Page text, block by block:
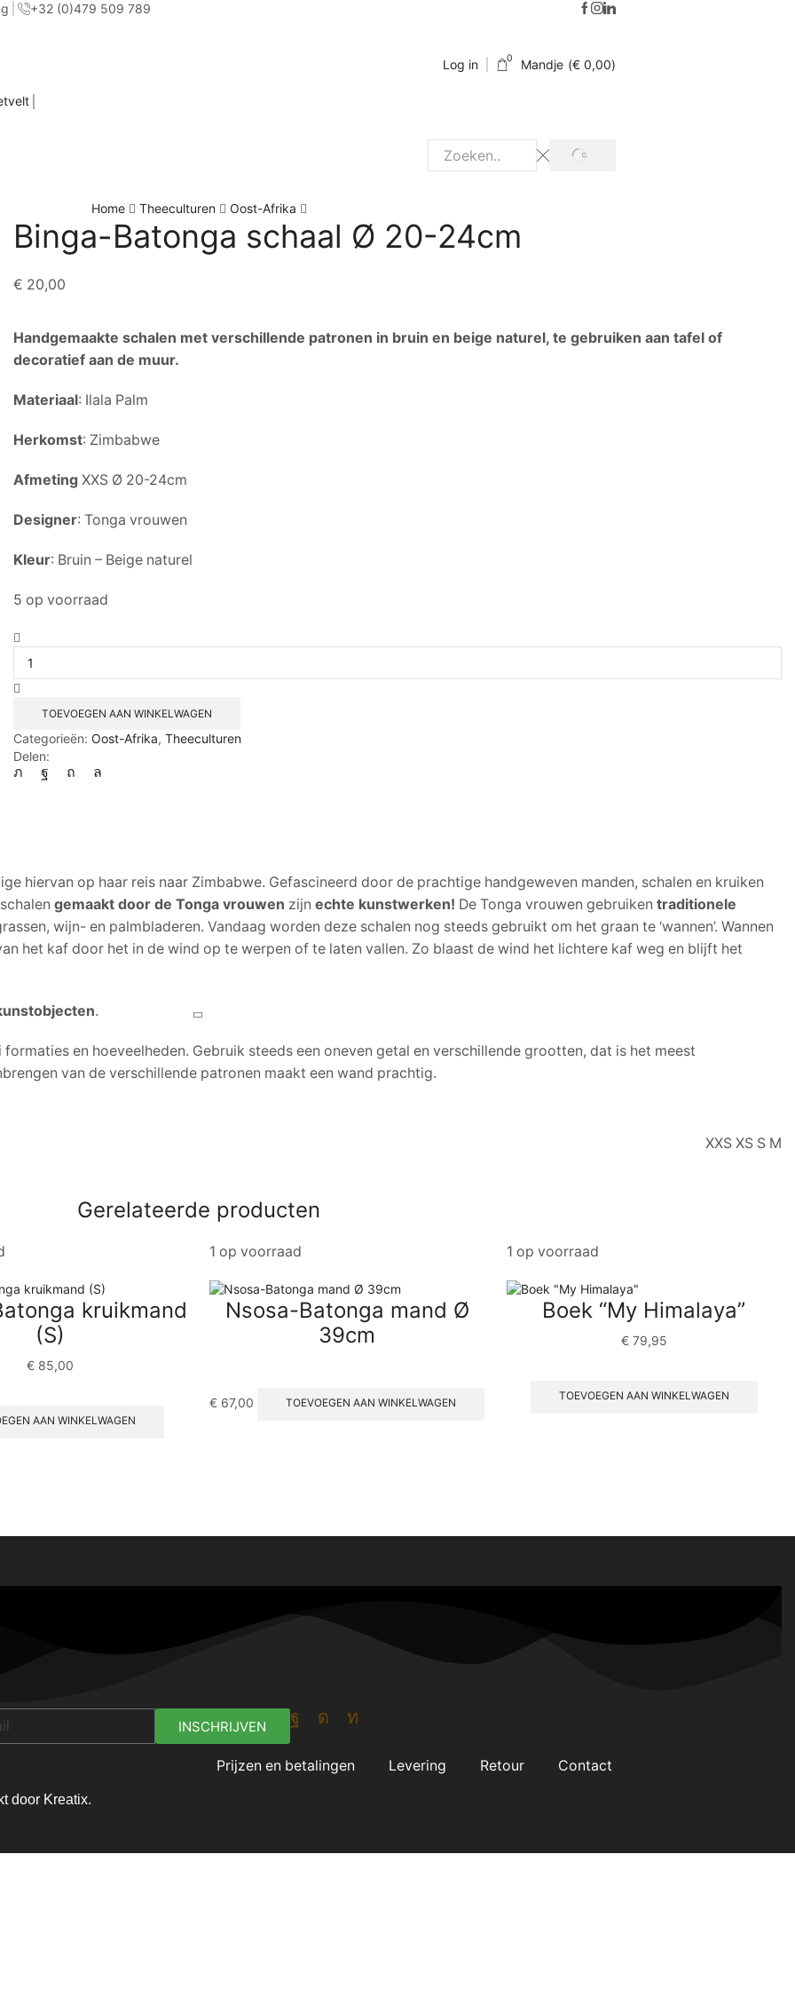
+32 (0)479 509 789
Log in 0 Mandje (€0,00)
Home
Theeculturen Oost-Afrika
Binga-Batonga schaal Ø 20-24cm
€ 20,00
Handgemaakte schalen met verschillende patronen in bruin en beige naturel, te gebruiken aan tafel of
decoratief aan de muur.
Materiaal: Ilala Palm
Herkomst: Zimbabwe
Afmeting XXS Ø 20-24cm
Designer: Tonga vrouwen
Kleur: Bruin – Beige naturel
5 op voorraad
TOEVOEGEN AAN WINKELWAGEN
Categorieën: Oost-Afrika, Theeculturen
Delen:
hiervan op haar reis naar Zimbabwe. Gefascineerd door de prachtige handgeweven manden, schalen en kruiken
gemaakt door de Tonga vrouwen zijn echte kunstwerken! De Tonga vrouwen gebruiken traditionele
wijn- en palmbladeren. Vandaag worden deze schalen nog steeds gebruikt om het graan te ‘wannen’. Wannen
het kaf door het in de wind op te werpen of te laten vallen. Zo blaast de wind het lichtere kaf weg en blijft het
.
en hoeveelheden. Gebruik steeds een oneven getal en verschillende grootten, dat is het meest
van de verschillende patronen maakt een wand prachtig.
XXS XS S M
Gerelateerde producten
kruikmand
(S)
€ 85,00
AAN WINKELWAGEN
1 op voorraad
Nsosa-Batonga mand Ø
39cm
€ 67,00 TOEVOEGEN AAN WINKELWAGEN
1 op voorraad
Boek “My Himalaya”
€79,95
TOEVOEGEN AAN WINKELWAGEN
INSCHRIJVEN
Prijzen en betalingen Levering Retour Contact
door Kreatix.